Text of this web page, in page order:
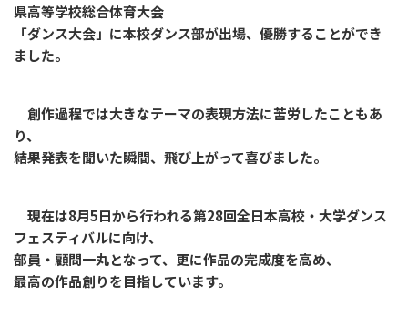
県高等学校総合体育大会
「ダンス大会」に本校ダンス部が出場、優勝することができ
ました。
創作過程では大きなテーマの表現方法に苦労したこともあ
り、
結果発表を聞いた瞬間、飛び上がって喜びました。
現在は8月5日から行われる第28回全日本高校・大学ダンス
フェスティバルに向け、
部員・顧問一丸となって、更に作品の完成度を高め、
最高の作品創りを目指しています。